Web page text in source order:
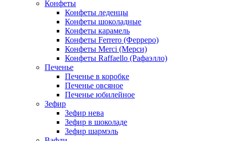
Конфеты
Конфеты леденцы
Конфеты шоколадные
Конфеты карамель
Конфеты Ferrero (Ферреро)
Конфеты Merci (Мерси)
Конфеты Raffaello (Рафаэлло)
Печенье
Печенье в коробке
Печенье овсяное
Печенье юбилейное
Зефир
Зефир нева
Зефир в шоколаде
Зефир шармэль